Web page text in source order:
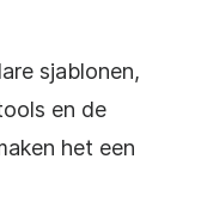
sjablonen,
en de
het een